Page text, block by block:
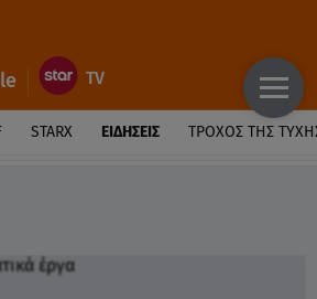
STARX ΕΙΔΉΣΕΙΣ ΤΡΟΧΌΣ ΤΗΣ